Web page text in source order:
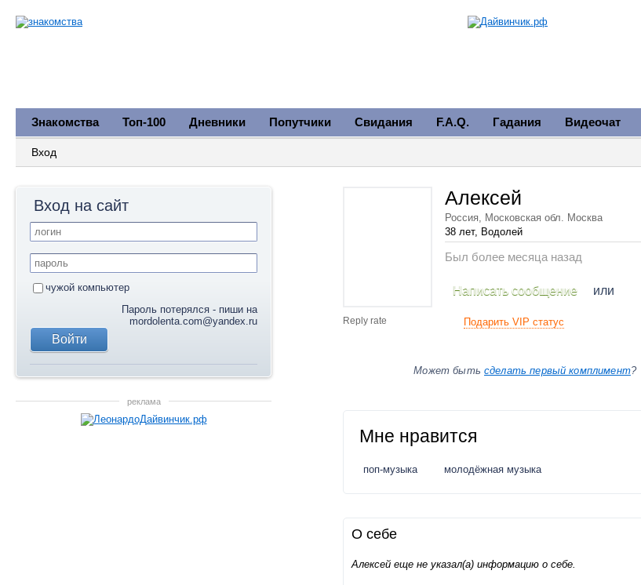
Знакомства Топ-100 Дневники Попутчики Свидания F.A.Q. Гадания Видеочат
Вход
Reply rate
Алексей
Россия, Московская обл. Москва
38 лет, Водолей
Был более месяца назад
Написать сообщение или
Подарить VIP статус
Может быть сделать первый комплимент?
Мне нравится
поп-музыка молодёжная музыка
О себе
Алексей еще не указал(а) информацию о себе.
Вход на сайт
чужой компьютер
Пароль потерялся - пиши на
mordolenta.com@yandex.ru
реклама